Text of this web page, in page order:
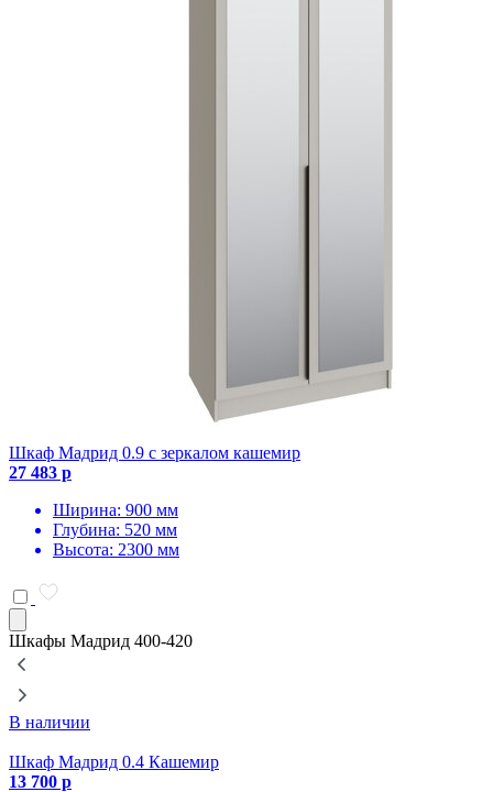
Шкаф Мадрид 0.9 с зеркалом кашемир
27 483 р
Ширина: 900 мм
Глубина: 520 мм
Высота: 2300 мм
Шкафы Мадрид 400-420
В наличии
Шкаф Мадрид 0.4 Кашемир
13 700 р